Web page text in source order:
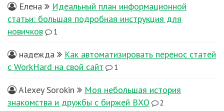
Елена
Идеальный план информационной
статьи: большая подробная инструкция для
новичков
1
надежда
Как автоматизировать перенос статей
с WorkHard на свой сайт
1
Alexey Sorokin
Моя небольшая история
знакомства и дружбы с биржей ВХО
2